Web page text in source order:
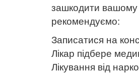
зашкодити вашому
рекомендуємо:
Записатися на
Лікар підбере
Лікування від